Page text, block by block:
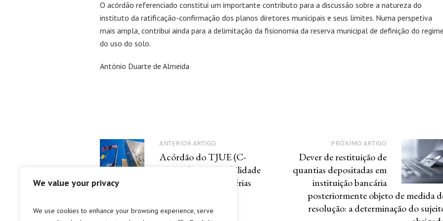
We value your privacy
We use cookies to enhance your browsing experience, serve
O acórdão referenciado constitui um importante contributo para a discussão sobre a natureza do
instituto da ratificação-confirmação dos planos diretores municipais e seus limites. Numa perspetiva
mais ampla, contribui ainda para a delimitação da fisionomia da reserva municipal de definição do regime
do uso do solo.
António Duarte de Almeida
ANTERIOR ARTIGO
Acórdão do TJUE (C-
192/22) – Impossibilidade
de gozo efetivo de férias
PRÓXIMO ARTIGO
Dever de restituição de
quantias depositadas em
instituição bancária
posteriormente objeto de medida
resolução: a determinação do